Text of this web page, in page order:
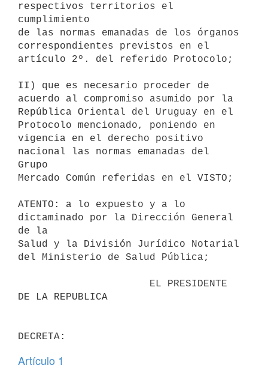
respectivos territorios el
cumplimiento
de las normas emanadas de los órganos
correspondientes previstos en el
artículo 2º. del referido Protocolo;
II) que es necesario proceder de
acuerdo al compromiso asumido por la
República Oriental del Uruguay en el
Protocolo mencionado, poniendo en
vigencia en el derecho positivo
nacional las normas emanadas del
Grupo
Mercado Común referidas en el VISTO;
ATENTO: a lo expuesto y a lo
dictaminado por la Dirección General
de la
Salud y la División Jurídico Notarial
del Ministerio de Salud Pública;
DE LA REPUBLICA
Artículo 1